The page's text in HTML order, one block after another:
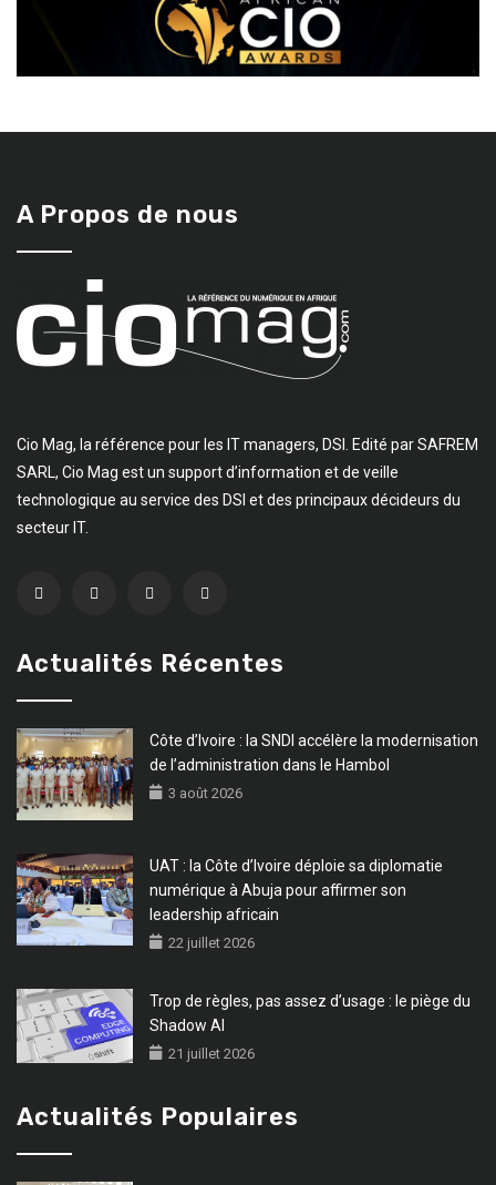
A Propos de nous
Cio Mag, la référence pour les IT managers, DSI. Edité par SAFREM
SARL, Cio Mag est un support d’information et de veille
technologique au service des DSI et des principaux décideurs du
secteur IT.
Actualités Récentes
Côte d’Ivoire : la SNDI accélère la modernisation
de l’administration dans le Hambol
3 août 2026
UAT : la Côte d’Ivoire déploie sa diplomatie
numérique à Abuja pour affirmer son
leadership africain
22 juillet 2026
Trop de règles, pas assez d’usage : le piège du
Shadow AI
21 juillet 2026
Actualités Populaires